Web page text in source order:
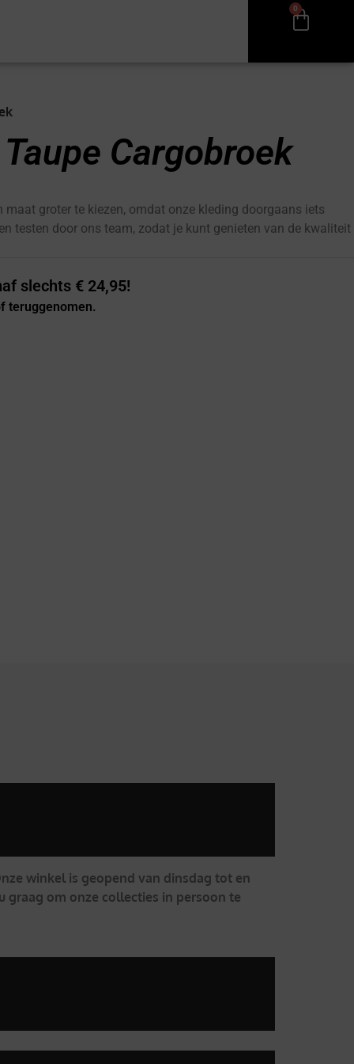
0
Cargobroek
groter te kiezen, omdat onze kleding doorgaans iets
testen door ons team, zodat je kunt genieten van de kwaliteit
slechts € 24,95!
teruggenomen.
winkel is geopend van dinsdag tot en
graag om onze collecties in persoon te